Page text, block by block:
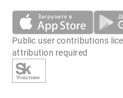
Public user contributions
attribution required